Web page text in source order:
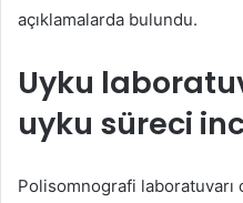
açıklamalarda bulundu.
Uyku
uyku süreci
Polisomnografi laboratuvarı